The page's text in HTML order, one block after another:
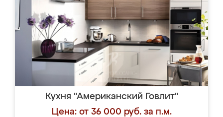
Кухня "Американский Говлит"
Цена: от 36 000 руб. за п.м.